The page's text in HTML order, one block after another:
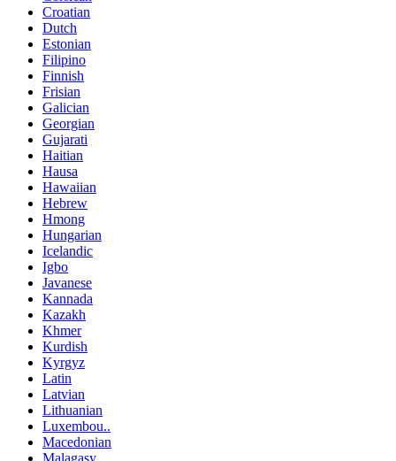
Croatian
Dutch
Estonian
Filipino
Finnish
Frisian
Galician
Georgian
Gujarati
Haitian
Hausa
Hawaiian
Hebrew
Hmong
Hungarian
Icelandic
Igbo
Javanese
Kannada
Kazakh
Khmer
Kurdish
Kyrgyz
Latin
Latvian
Lithuanian
Luxembou..
Macedonian